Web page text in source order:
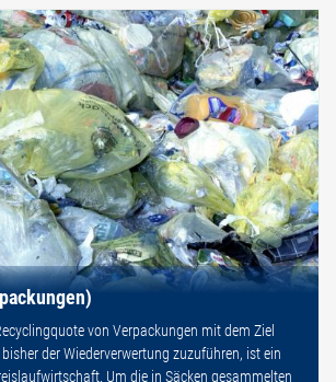
von Verpackungen mit dem Ziel
der Wiederverwertung zuzuführen, ist ein
Um die in Säcken gesammelten